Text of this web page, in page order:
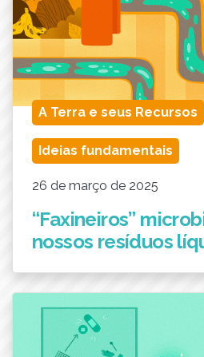
A Terra e seus Recursos
Ideias fundamentais
26 de março de 2025
“Faxineiros”
nossos resíduos